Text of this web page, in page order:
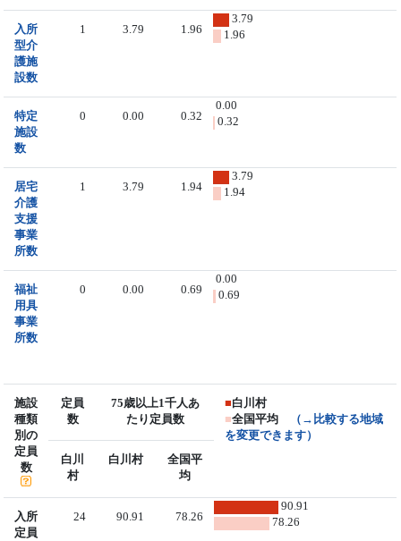
入所
型介
護施
設数
1 3.79 1.96
3.79
1.96
特定
施設
数
0 0.00 0.32
0.00
0.32
居宅
介護
支援
事業
所数
1 3.79 1.94
3.79
1.94
福祉
用具
事業
所数
0 0.00 0.69
0.00
0.69
施設
種類
別の
定員
数
定員
数
75歳以上1千人あ
たり定員数
■白川村
■全国平均
（→比較する地域
を変更できます）
白川
村
白川村
全国平
均
入所
定員
24 90.91 78.26
90.91
78.26